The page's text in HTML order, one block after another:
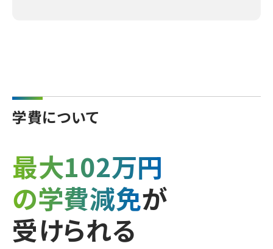
学費について
最大102万円
の学費減免が
受けられる